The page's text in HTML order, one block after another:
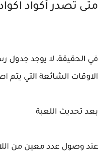
متى تصدر أكواد
في الحقيقة، لا يوجد
الاوقات الشائعة التي يتم
بعد تحديث اللعبة
عند وصول عدد معين من